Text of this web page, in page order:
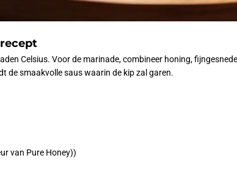
Celsius. Voor de marinade, combineer honing,
de smaakvolle saus waarin de kip zal garen.
van Pure Honey))